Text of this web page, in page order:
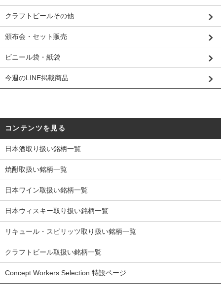
クラフトビールその他
頒布会・セット販売
ビニール袋・紙袋
今週のLINE掲載商品
コンテンツを見る
日本酒取り扱い銘柄一覧
焼酎取扱い銘柄一覧
日本ワイン取扱い銘柄一覧
日本ウィスキー取り扱い銘柄一覧
リキュール・スピリッツ取り扱い銘柄一覧
クラフトビール取扱い銘柄一覧
Concept Workers Selection 特設ページ